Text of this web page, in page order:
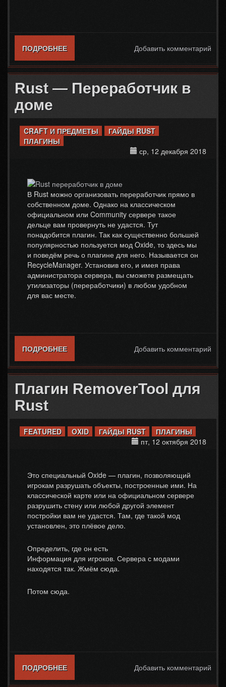
ПОДРОБНЕЕО ПЛАГИН HITMARKER ДЛЯ RUST
Добавить комментарий
Rust — Переработчик в
доме
CRAFT И ПРЕДМЕТЫ
ГАЙДЫ RUST
ПЛАГИНЫ
ср, 12 декабря 2018
В Rust можно организовать переработчик прямо в
собственном доме. Однако на классическом
официальном или Community сервере такое
дельце вам провернуть не удастся. Тут
понадобится плагин. Так как существенно большей
популярностью пользуется мод Oxide, то здесь мы
и поведём речь о плагине для него. Называется он
RecycleManager. Установив его, и имея права
администратора сервера, вы сможете размещать
утилизаторы (переработчики) в любом удобном
для вас месте.
ПОДРОБНЕЕО RUST — ПЕРЕРАБОТЧИК В ДОМЕ
Добавить комментарий
Плагин RemoverTool для
Rust
FEATURED OXID ГАЙДЫ RUST
ПЛАГИНЫ
пт, 12 октября 2018
Это специальный Oxide — плагин, позволяющий
игрокам разрушать объекты, построенные ими. На
классической карте или на официальном сервере
разрушить стену или любой другой элемент
постройки вам не удастся. Там, где такой мод
установлен, это плёвое дело.
Определить, где он есть
Информация для игроков. Сервера с модами
находятся так. Жмём сюда.
Потом сюда.
ПОДРОБНЕЕО ПЛАГИН REMOVERTOOL ДЛЯ RUST
Добавить комментарий